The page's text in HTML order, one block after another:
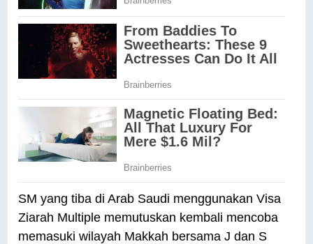
SM yang tiba di Arab Saudi menggunakan Visa
Ziarah Multiple memutuskan kembali mencoba
memasuki wilayah Makkah bersama J dan S